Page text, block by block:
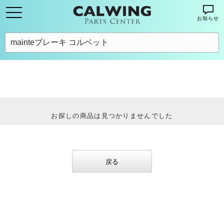
お知らせ
お探しの商品は見つかりませんでした
戻る